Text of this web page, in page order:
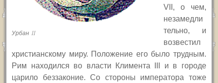
Урбан II
VII, о чем,
незамедли
тельно, и
возвестил
христианскому миру. Положение его было трудным.
Рим находился во власти Климента
и в городе
царило беззаконие. Со стороны императора тоже